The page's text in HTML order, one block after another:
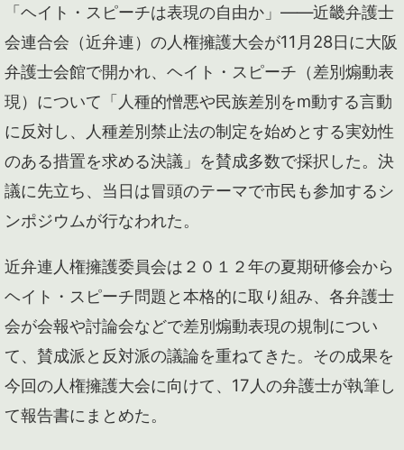
「ヘイト・スピーチは表現の自由か」――近畿弁護士
会連合会（近弁連）の人権擁護大会が11月28日に大阪
弁護士会館で開かれ、ヘイト・スピーチ（差別煽動表
現）について「人種的憎悪や民族差別をm動する言動
に反対し、人種差別禁止法の制定を始めとする実効性
のある措置を求める決議」を賛成多数で採択した。決
議に先立ち、当日は冒頭のテーマで市民も参加するシ
ンポジウムが行なわれた。
近弁連人権擁護委員会は２０１２年の夏期研修会から
ヘイト・スピーチ問題と本格的に取り組み、各弁護士
会が会報や討論会などで差別煽動表現の規制につい
て、賛成派と反対派の議論を重ねてきた。その成果を
今回の人権擁護大会に向けて、17人の弁護士が執筆し
て報告書にまとめた。